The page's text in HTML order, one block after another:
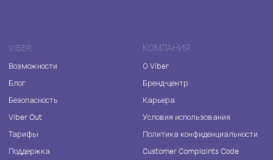
VIBER
Возможности
Блог
Безопасность
Viber Out
Тарифы
Поддержка
КОМПАНИЯ
О Viber
Бренд-центр
Карьера
Условия использования
Политика конфиденциальности
Customer Complaints Code